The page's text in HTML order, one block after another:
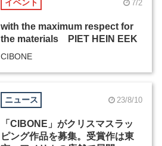
イベント 7/2
with the maximum respect for
the materials PIET HEIN EEK
CIBONE
ニュース 23/8/10
「CIBONE」がクリスマスラッ
ピング作品を募集。受賞作は東